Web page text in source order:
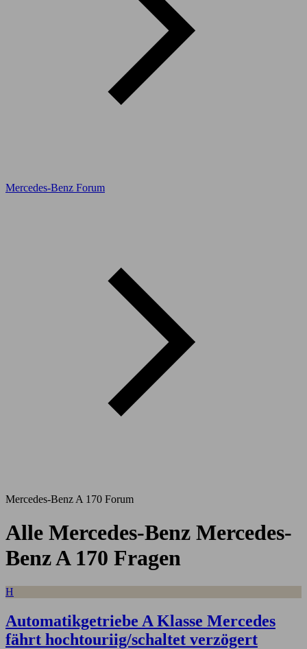
Mercedes-Benz Forum
Mercedes-Benz A 170 Forum
Alle Mercedes-Benz Mercedes-
Benz A 170 Fragen
H
Automatikgetriebe A Klasse Mercedes
fährt hochtouriig/schaltet verzögert